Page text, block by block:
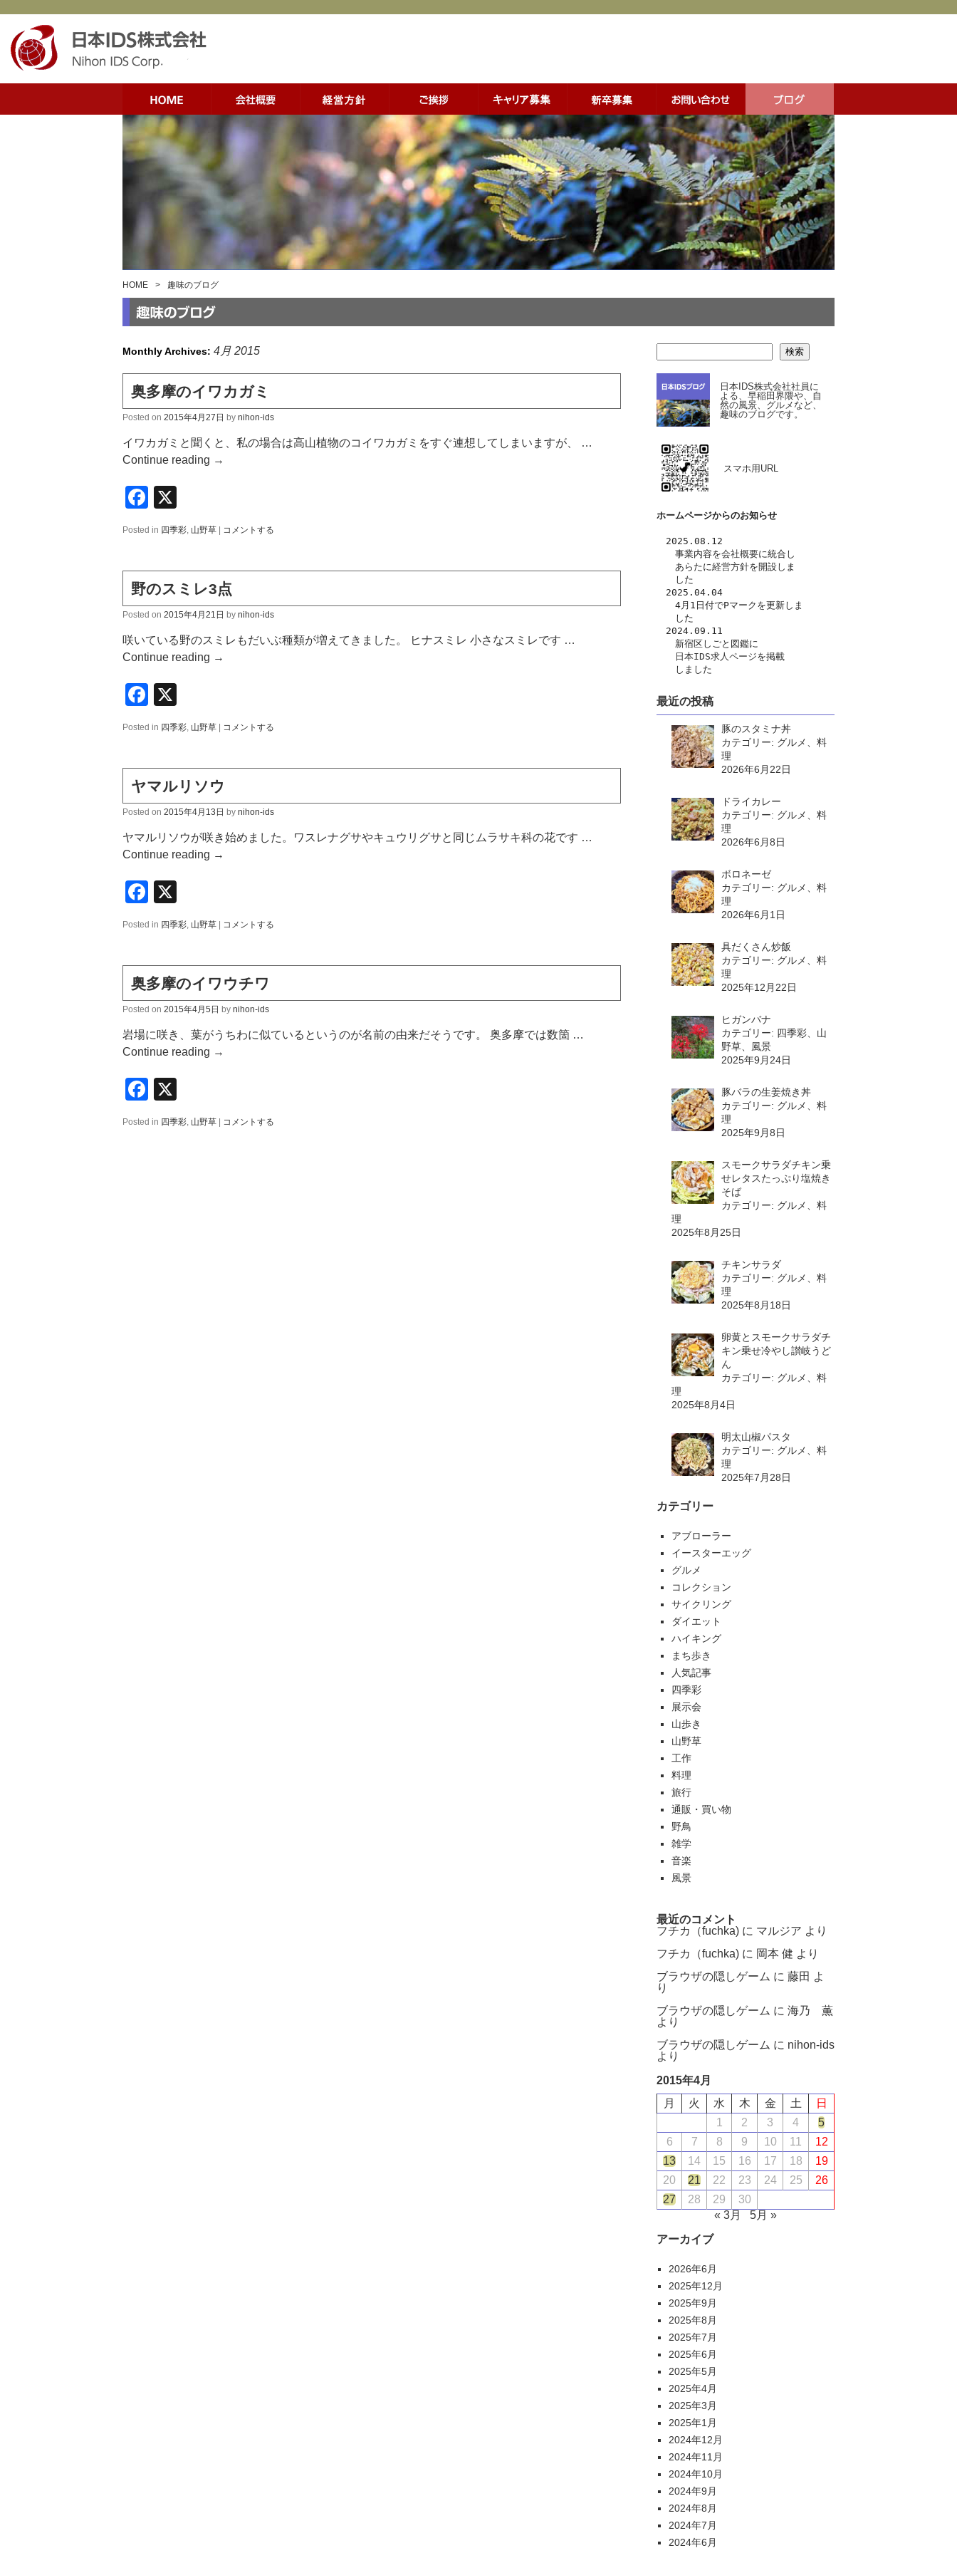
HOME > 趣味のブログ
Monthly Archives: 4月 2015
奥多摩のイワカガミ
Posted on 2015年4月27日 by nihon-ids
イワカガミと聞くと、私の場合は高山植物のコイワカガミをすぐ連想してしまいますが、 …
Continue reading →
Facebook
Posted in 四季彩, 山野草 コメントする
野のスミレ3点
Posted on 2015年4月21日 by nihon-ids
咲いている野のスミレもだいぶ種類が増えてきました。 ヒナスミレ 小さなスミレです …
Continue reading →
Facebook
Posted in 四季彩, 山野草 コメントする
ヤマルリソウ
Posted on 2015年4月13日 by nihon-ids
ヤマルリソウが咲き始めました。ワスレナグサやキュウリグサと同じムラサキ科の花です …
Continue reading →
Facebook
Posted in 四季彩, 山野草 コメントする
奥多摩のイワウチワ
Posted on 2015年4月5日 by nihon-ids
岩場に咲き、葉がうちわに似ているというのが名前の由来だそうです。 奥多摩では数箇 …
Continue reading →
Facebook
Posted in 四季彩, 山野草 コメントする
検索
日本IDS株式会社社員に
よる、早稲田界隈や、自
然の風景、グルメなど、
趣味のブログです。
スマホ用URL
ホームページからのお知らせ
2025.08.12
事業内容を会社概要に統合し
あらたに経営方針を開設しま
した
2025.04.04
4月1日付でPマークを更新しま
した
2024.09.11
新宿区しごと図鑑に
日本IDS求人ページを掲載
しました
最近の投稿
豚のスタミナ丼
カテゴリー: グルメ、料
理
2026年6月22日
ドライカレー
カテゴリー: グルメ、料
理
2026年6月8日
ボロネーゼ
カテゴリー: グルメ、料
理
2026年6月1日
具だくさん炒飯
カテゴリー: グルメ、料
理
2025年12月22日
ヒガンバナ
カテゴリー: 四季彩、山
野草、風景
2025年9月24日
豚バラの生姜焼き丼
カテゴリー: グルメ、料
理
2025年9月8日
スモークサラダチキン乗
せレタスたっぷり塩焼き
そば
カテゴリー: グルメ、料
理
2025年8月25日
チキンサラダ
カテゴリー: グルメ、料
理
2025年8月18日
卵黄とスモークサラダチ
キン乗せ冷やし讃岐うど
ん
カテゴリー: グルメ、料
理
2025年8月4日
明太山椒パスタ
カテゴリー: グルメ、料
理
2025年7月28日
カテゴリー
アブローラー
イースターエッグ
グルメ
コレクション
サイクリング
ダイエット
ハイキング
まち歩き
人気記事
四季彩
展示会
山歩き
山野草
工作
料理
旅行
通販・買い物
野鳥
雑学
音楽
風景
最近のコメント
フチカ（fuchka) に マルジア より
フチカ（fuchka) に 岡本 健 より
ブラウザの隠しゲーム に 藤田 よ
り
ブラウザの隠しゲーム に 海乃 薫
より
ブラウザの隠しゲーム に nihon-ids
より
2015年4月
月
火 水 木 金 土
日
1
2 3 4
5
6
7 8 9 10 11
12
13
14 15 16 17 18
19
20
21 22 23 24 25
26
27
28 29
30
« 3月
5月 »
アーカイブ
2026年6月
2025年12月
2025年9月
2025年8月
2025年7月
2025年6月
2025年5月
2025年4月
2025年3月
2025年1月
2024年12月
2024年11月
2024年10月
2024年9月
2024年8月
2024年7月
2024年6月